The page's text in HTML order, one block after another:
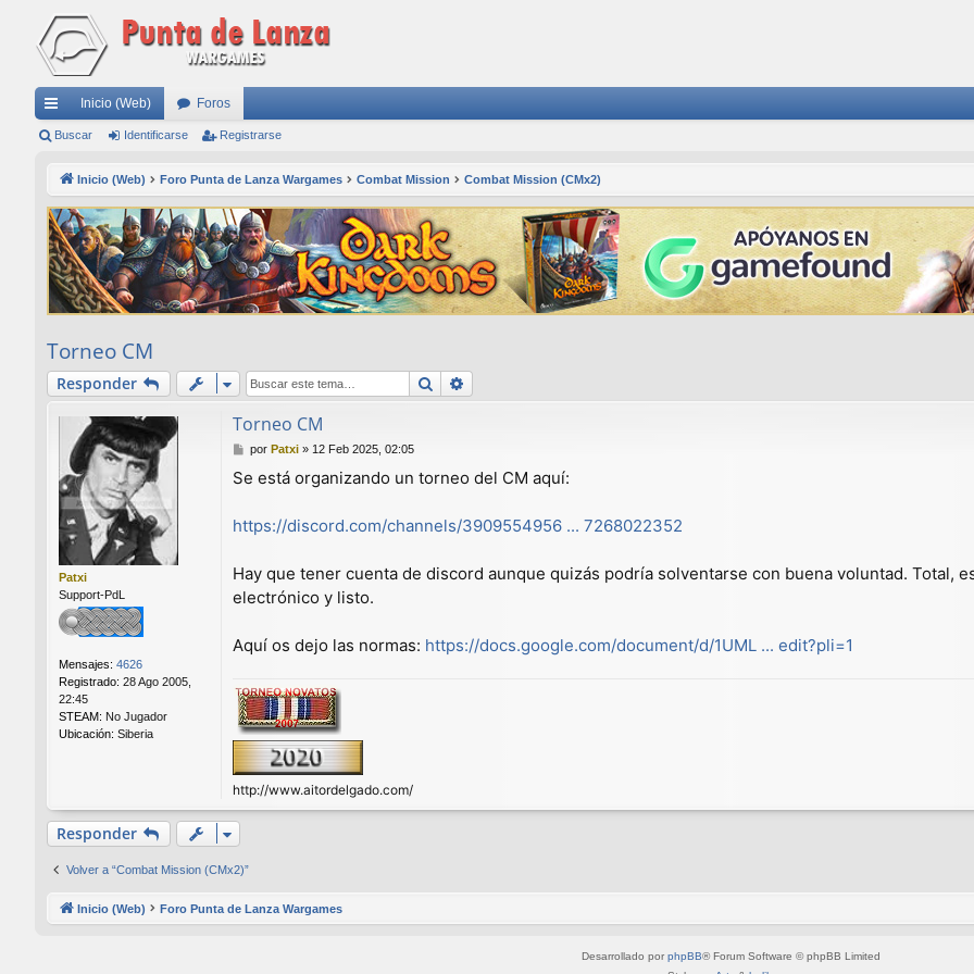
nl
rá
pi
do
Inicio (Web) Foros
Buscar Identificarse Registrarse
Inicio (Web) Foro Punta de Lanza Wargames Combat Mission Combat Mission (CMx2)
Torneo CM
Responder Buscar
Patxi
Support-PdL
Mensajes: 4626
Registrado: 28 Ago 2005,
22:45
STEAM: No Jugador
Ubicación: Siberia
Torneo CM
M
n
j
por Patxi» 12 Feb 2025, 02:05
Se está organizando un torneo del CM aquí:
https://discord.com/channels/3909554956 ... 7268022352
Hay que tener cuenta de discord aunque quizás podría solventarse con buena voluntad. Total,
electrónico y listo.
Aquí os dejo las normas: https://docs.google.com/document/d/1UML ... edit?pli=1
http://www.aitordelgado.com/
Responder
Volver a “Combat Mission (CMx2)”
Inicio (Web) Foro Punta de Lanza Wargames
Desarrollado por phpBB® Forum Software © phpBB Limited